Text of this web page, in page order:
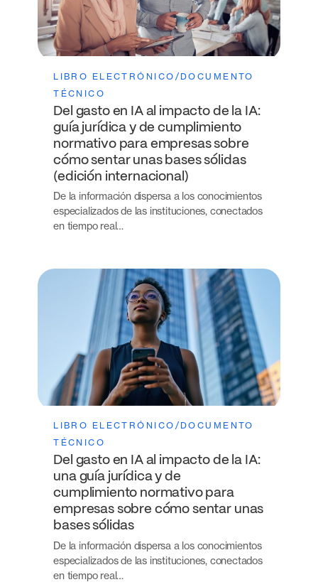
LIBRO ELECTRÓNICO/DOCUMENTO
TÉCNICO
Del gasto en IA al impacto de la IA:
guía jurídica y de cumplimiento
normativo para empresas sobre
cómo sentar unas bases sólidas
(edición internacional)
De la información dispersa a los conocimientos
especializados de las instituciones, conectados
en tiempo real…
LIBRO ELECTRÓNICO/DOCUMENTO
TÉCNICO
Del gasto en IA al impacto de la IA:
una guía jurídica y de
cumplimiento normativo para
empresas sobre cómo sentar unas
bases sólidas
De la información dispersa a los conocimientos
especializados de las instituciones, conectados
en tiempo real…